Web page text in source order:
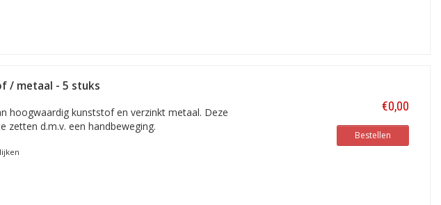
/ metaal - 5 stuks
hoogwaardig kunststof en verzinkt metaal. Deze
zetten d.m.v. een handbeweging.
€0,00
Bestellen